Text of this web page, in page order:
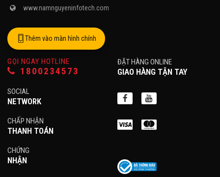
www.namnguyeninfotech.com
Thêm vào màn hình chính
GỌI NGAY HOTLINE
1800234573
ĐẶT HÀNG ONLINE
GIAO HÀNG TẬN TAY
SOCIAL
NETWORK
CHẤP NHẬN
THANH TOÁN
CHỨNG
NHẬN